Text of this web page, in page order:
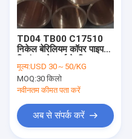
TD04 TB00 C17510
निकेल बेरिलियम कॉपर पाइप
चालकता
मूल्य:USD 30～50/KG
MOQ:30 किलो
नवीनतम कीमत पता करें
अब से संपर्क करें